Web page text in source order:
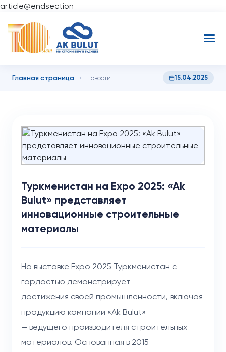
article@endsection
Главная страница › Новости 15.04.2025
Туркменистан на Expo 2025: «Ak
Bulut» представляет
инновационные строительные
материалы
На выставке Expo 2025 Туркменистан с
гордостью демонстрирует
достижения своей промышленности, включая
продукцию компании «Ak Bulut»
— ведущего производителя строительных
материалов. Основанная в 2015